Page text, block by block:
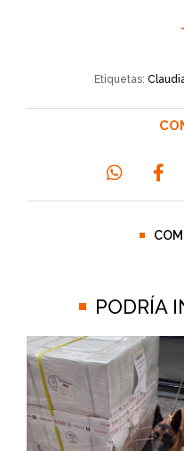
Etiquetas:
PODRÍA